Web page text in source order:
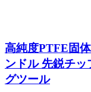
高純度PTFE固
ンドル 先鋭チ
グツール